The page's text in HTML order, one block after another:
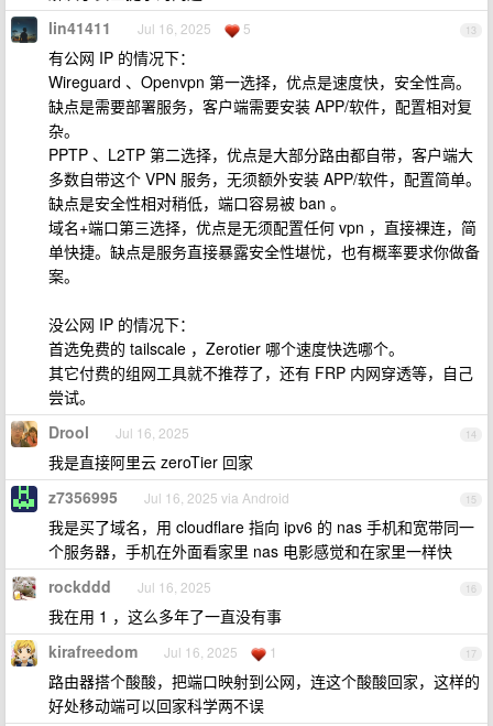
13
lin41411 Jul 16, 2025 5
有公网 IP 的情况下：
Wireguard 、Openvpn 第一选择，优点是速度快，安全性高。
缺点是需要部署服务，客户端需要安装 APP/软件，配置相对复
杂。
PPTP 、L2TP 第二选择，优点是大部分路由都自带，客户端大
多数自带这个 VPN 服务，无须额外安装 APP/软件，配置简单。
缺点是安全性相对稍低，端口容易被 ban 。
域名+端口第三选择，优点是无须配置任何 vpn ，直接裸连，简
单快捷。缺点是服务直接暴露安全性堪忧，也有概率要求你做备
案。
没公网 IP 的情况下：
首选免费的 tailscale ，Zerotier 哪个速度快选哪个。
其它付费的组网工具就不推荐了，还有 FRP 内网穿透等，自己
尝试。
14
Drool Jul 16, 2025
我是直接阿里云 zeroTier 回家
15
z7356995 Jul 16, 2025 via Android
我是买了域名，用 cloudflare 指向 ipv6 的 nas 手机和宽带同一
个服务器，手机在外面看家里 nas 电影感觉和在家里一样快
16
rockddd Jul 16, 2025
我在用 1 ，这么多年了一直没有事
17
kirafreedom Jul 16, 2025 1
路由器搭个酸酸，把端口映射到公网，连这个酸酸回家，这样的
好处移动端可以回家科学两不误